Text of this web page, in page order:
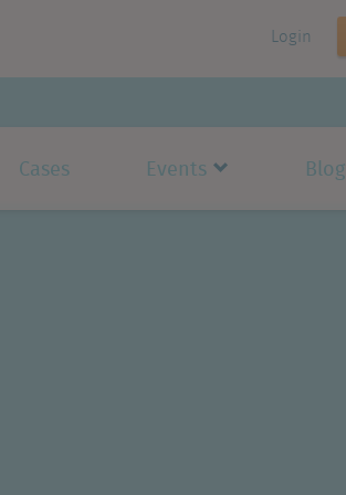
Login
Cases Events Blog